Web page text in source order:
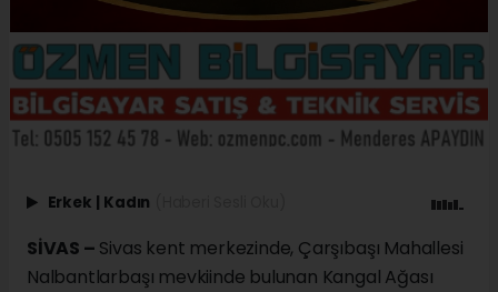
Erkek Kadın
SİVAS – Sivas kent merkezinde, Çarşıbaşı Mahallesi
Nalbantlarbaşı mevkiinde bulunan Kangal Ağası